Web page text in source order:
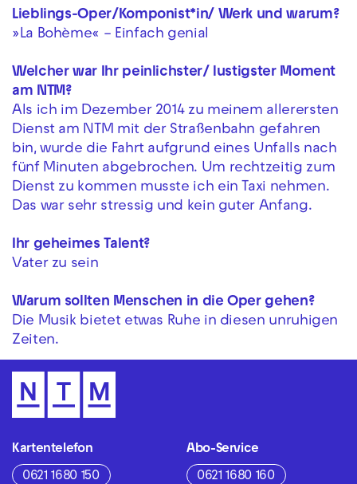
Lieblings-Oper/Komponist*in/ Werk und warum?
»La Bohème« – Einfach genial
Welcher war Ihr peinlichster/ lustigster Moment
am NTM?
Als ich im Dezember 2014 zu meinem allerersten
Dienst am NTM mit der Straßenbahn gefahren
bin, wurde die Fahrt aufgrund eines Unfalls nach
fünf Minuten abgebrochen. Um rechtzeitig zum
Dienst zu kommen musste ich ein Taxi nehmen.
Das war sehr stressig und kein guter Anfang.
Ihr geheimes Talent?
Vater zu sein
Warum sollten Menschen in die Oper gehen?
Die Musik bietet etwas Ruhe in diesen unruhigen
Zeiten.
Kartentelefon
0621 1680 150
Abo-Service
0621 1680 160